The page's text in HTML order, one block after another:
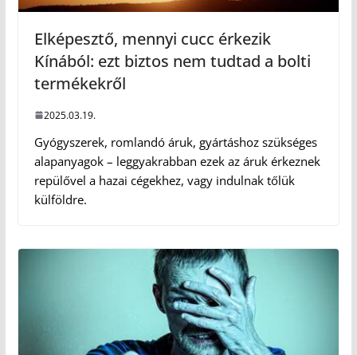
Elképesztő, mennyi cucc érkezik
Kínából: ezt biztos nem tudtad a bolti
termékekről
2025.03.19.
Gyógyszerek, romlandó áruk, gyártáshoz szükséges
alapanyagok – leggyakrabban ezek az áruk érkeznek
repülővel a hazai cégekhez, vagy indulnak tőlük
külföldre.